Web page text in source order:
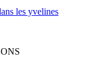
les yvelines